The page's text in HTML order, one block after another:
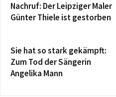
Nachruf: Der Leipziger Maler
Günter Thiele ist gestorben
Sie hat so stark gekämpft:
Zum Tod der Sängerin
Angelika Mann